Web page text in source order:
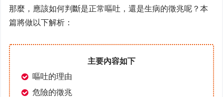
那麼，應該如何判斷是正常嘔吐，還是生病的徵兆呢？本
篇將做以下解析：
主要內容如下
嘔吐的理由
危險的徵兆